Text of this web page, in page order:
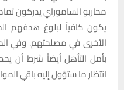
محاربو الساموراي يدركون
يكون كافياً لبلوغ هدفهم
الأخرى في مصلحتهم. وفي
بأمل التأهل أيضاً شرط أن
انتظار ما ستؤول إليه باقي